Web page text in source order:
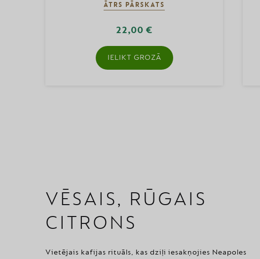
ĀTRS PĀRSKATS
22,00 €
IELIKT GROZĀ
VĒSAIS, RŪGAIS
CITRONS
Vietējais kafijas rituāls, kas dziļi iesakņojies Neapoles